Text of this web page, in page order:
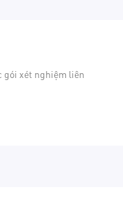
gói xét nghiệm liên